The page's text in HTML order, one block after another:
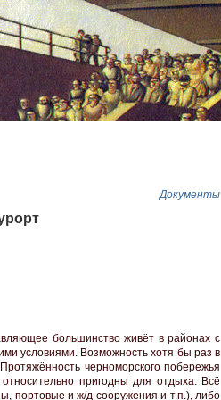
Документы
большинство живёт в районах с
условиями. Возможность хотя бы раз в
черноморского побережья
пригодны для отдыха. Всё
портовые и ж/д сооружения и т.п.), либо